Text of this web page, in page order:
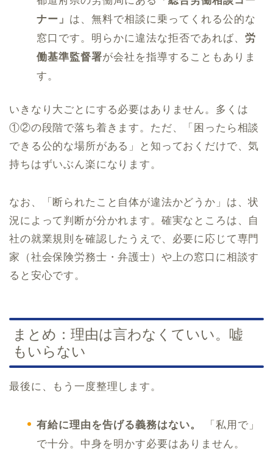
ナー」 は、無料で相談に乗ってくれる公的な
窓口です。明らかに違法な拒否であれば、 労
働基準監督署が会社を指導することもありま
す。
いきなり大ごとにする必要はありません。多くは
①②の段階で落ち着きます。ただ、「困ったら相談
できる公的な場所がある」と知っておくだけで、気
持ちはずいぶん楽になります。
なお、「断られたこと自体が違法かどうか」は、状
況によって判断が分かれます。確実なところは、自
社の就業規則を確認したうえで、必要に応じて専門
家（社会保険労務士・弁護士）や上の窓口に相談す
ると安心です。
まとめ：理由は言わなくていい。嘘
もいらない
最後に、もう一度整理します。
有給に理由を告げる義務はない。
「私用で」
で十分。中身を明かす必要はありません。